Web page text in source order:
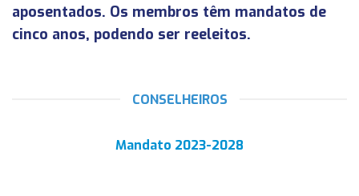
aposentados. Os membros têm mandatos de
cinco anos, podendo ser reeleitos.
CONSELHEIROS
Mandato 2023-2028